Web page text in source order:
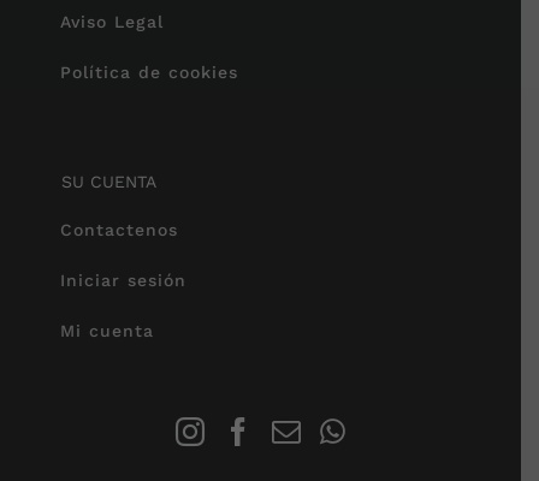
Aviso Legal
Política de cookies
SU CUENTA
Contactenos
Iniciar sesión
Mi cuenta